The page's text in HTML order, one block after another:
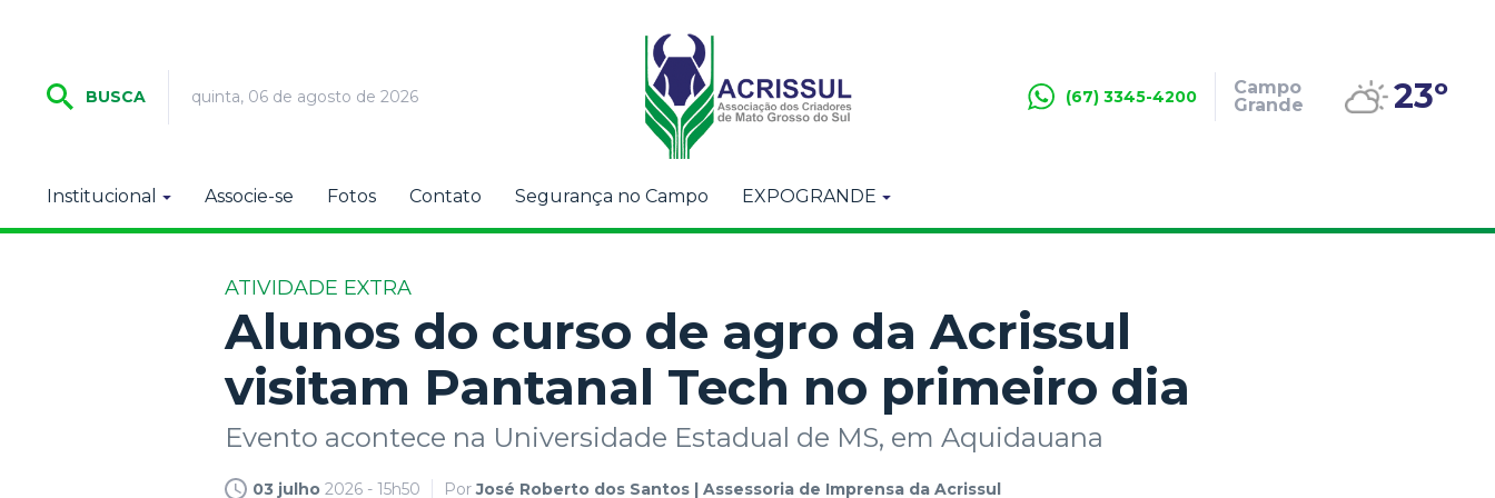
BUSCA quinta, 06 de agosto de 2026 (67) 3345-4200
Campo
Grande
23º
Institucional Associe-se Fotos Contato Segurança no Campo EXPOGRANDE
ATIVIDADE EXTRA
Alunos do curso de agro da Acrissul
visitam Pantanal Tech no primeiro dia
Evento acontece na Universidade Estadual de MS, em Aquidauana
03 julho 2026 - 15h50 PorJosé Roberto dos Santos | Assessoria de Imprensa da Acrissul